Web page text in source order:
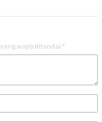
yang wajib ditandai *